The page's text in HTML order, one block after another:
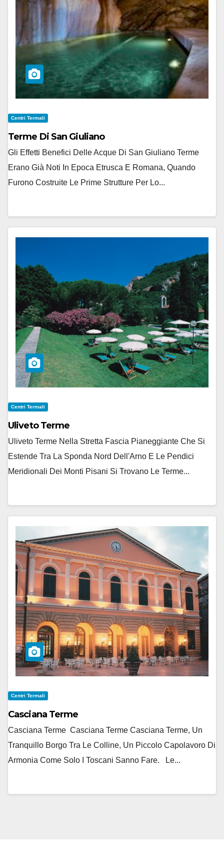
Centri Termali
Terme Di San Giuliano
Gli Effetti Benefici Delle Acque Di San Giuliano Terme
Erano Già Noti In Epoca Etrusca E Romana, Quando
Furono Costruite Le Prime Strutture Per Lo...
Centri Termali
Uliveto Terme
Uliveto Terme Nella Stretta Fascia Pianeggiante Che Si
Estende Tra La Sponda Nord Dell'Arno E Le Pendici
Meridionali Dei Monti Pisani Si Trovano Le Terme...
Centri Termali
Casciana Terme
Casciana Terme Casciana Terme Casciana Terme, Un
Tranquillo Borgo Tra Le Colline, Un Piccolo Capolavoro Di
Armonia Come Solo I Toscani Sanno Fare. Le...